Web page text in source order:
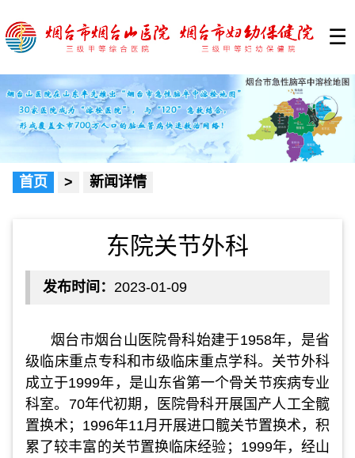
☰
首页 > 新闻详情
东院关节外科
发布时间： 2023-01-09
烟台市烟台山医院骨科始建于1958年，是省
级临床重点专科和市级临床重点学科。关节外科
成立于1999年，是山东省第一个骨关节疾病专业
科室。70年代初期，医院骨科开展国产人工全髋
置换术；1996年11月开展进口髋关节置换术，积
累了较丰富的关节置换临床经验；1999年，经山